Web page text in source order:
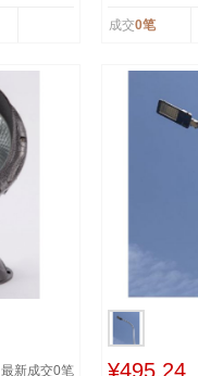
成交0笔
最新成交0笔 ¥495.24